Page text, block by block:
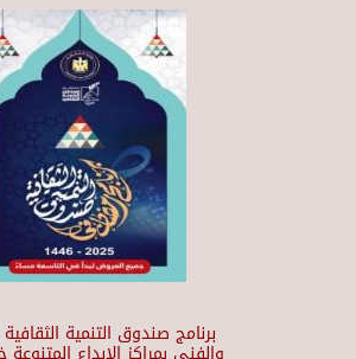
برنامج صندوق التنمية